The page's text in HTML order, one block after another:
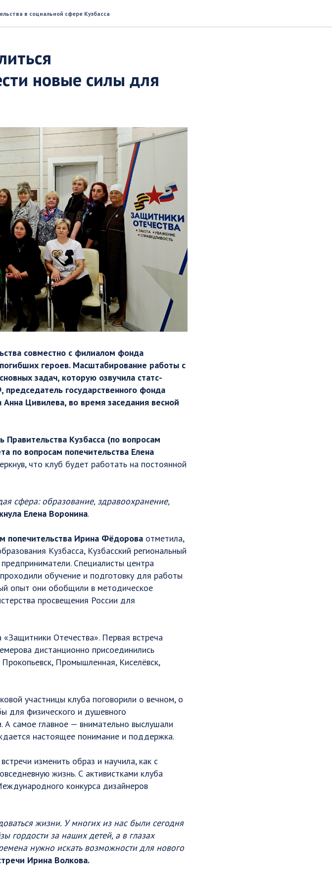
в социальной сфере Кузбасса
новые силы для
совместно с филиалом фонда
героев. Масштабирование работы с
задач, которую озвучила статс-
государственного фонда
Цивилева, во время заседания весной
Правительства Кузбасса (по вопросам
по вопросам попечительства Елена
что клуб будет работать на постоянной
сфера: образование, здравоохранение,
Елена Воронина.
попечительства Ирина Фёдорова отметила,
Кузбасса, Кузбасский региональный
Специалисты центра
обучение и подготовку для работы
опыт они обобщили в методическое
просвещения России для
Отечества». Первая встреча
дистанционно присоединились
Промышленная, Киселёвск,
участницы клуба поговорили о вечном, о
для физического и душевного
А самое главное — внимательно выслушали
настоящее понимание и поддержка.
изменить образ и научила, как с
жизнь. С активистками клуба
конкурса дизайнеров
жизни. У многих из нас были сегодня
гордости за наших детей, а в глазах
нужно искать возможности для нового
Ирина Волкова.